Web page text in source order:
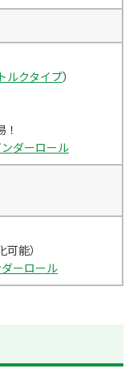
ルクタイプ）
ダーロール
可能）
ーロール